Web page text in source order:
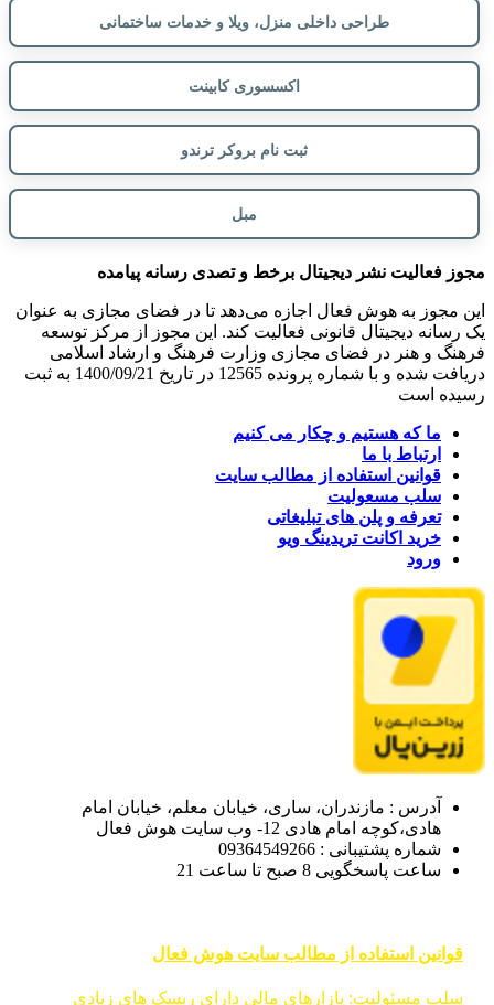
طراحی داخلی منزل، ویلا و خدمات ساختمانی
اکسسوری کابینت
ثبت نام بروکر ترندو
مبل
مجوز فعالیت نشر دیجیتال برخط و تصدی رسانه پیامده
این مجوز به هوش فعال اجازه می‌دهد تا در فضای مجازی به عنوان
یک رسانه دیجیتال قانونی فعالیت کند. این مجوز از مرکز توسعه
فرهنگ و هنر در فضای مجازی وزارت فرهنگ و ارشاد اسلامی
دریافت شده و با شماره پرونده 12565 در تاریخ 1400/09/21 به ثبت
رسیده است
ما که هستیم و چکار می کنیم
ارتباط با ما
قوانین استفاده از مطالب سایت
سلب مسعولیت
تعرفه و پلن های تبلیغاتی
خرید اکانت تریدینگ ویو
ورود
آدرس : مازندران، ساری، خیابان معلم، خیابان امام
هادی،کوچه امام هادی 12- وب سایت هوش فعال
شماره پشتیبانی : 09364549266
ساعت پاسخگویی 8 صبح تا ساعت 21
قوانین استفاده از مطالب سایت هوش فعال
سلب مسئولیت: بازارهای مالی دارای ریسک های زیادی